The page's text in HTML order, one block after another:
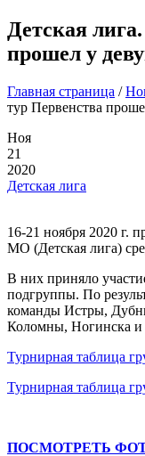
Детская
прошел у
Главная страница /
тур Первенства
Ноя
21
2020
Детская лига
16-21 ноября 2020 г.
МО (Детская лига)
В них приняло
подгруппы. По
команды Истры,
Коломны, Ногинска и
Турнирная таблица
Турнирная таблица
ПОСМОТРЕТЬ